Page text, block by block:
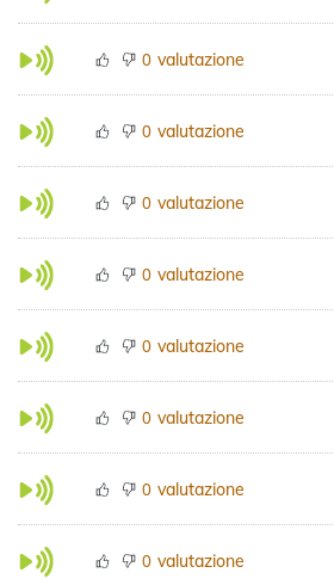
0 valutazione
0 valutazione
0 valutazione
0 valutazione
0 valutazione
0 valutazione
0 valutazione
0 valutazione